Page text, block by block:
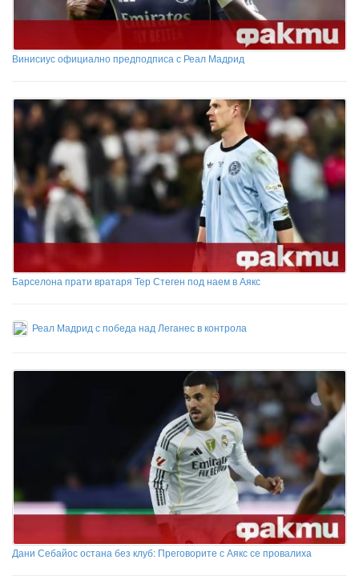
Винисиус официално предподписа с Реал Мадрид
Барселона прати вратаря Тер Стеген под наем в Аякс
Реал Мадрид с победа над Леганес в контрола
Дани Себайос остана без клуб: Преговорите с Аякс се провалиха